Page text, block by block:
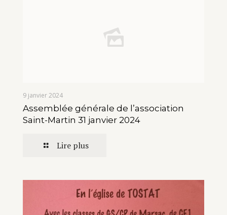
9 janvier 2024
Assemblée générale de l’association
Saint-Martin 31 janvier 2024
Lire plus